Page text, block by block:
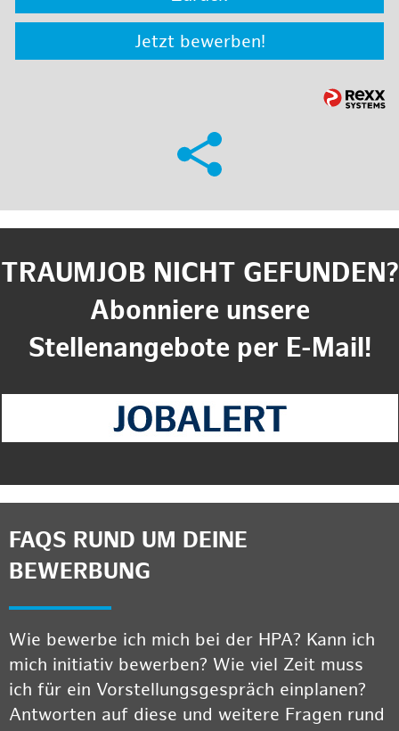
Jetzt bewerben!
TRAUMJOB NICHT GEFUNDEN?
Abonniere unsere
Stellenangebote per E-Mail!
FAQS RUND UM DEINE
BEWERBUNG
Wie bewerbe ich mich bei der HPA? Kann ich
mich initiativ bewerben? Wie viel Zeit muss
ich für ein Vorstellungsgespräch einplanen?
Antworten auf diese und weitere Fragen rund